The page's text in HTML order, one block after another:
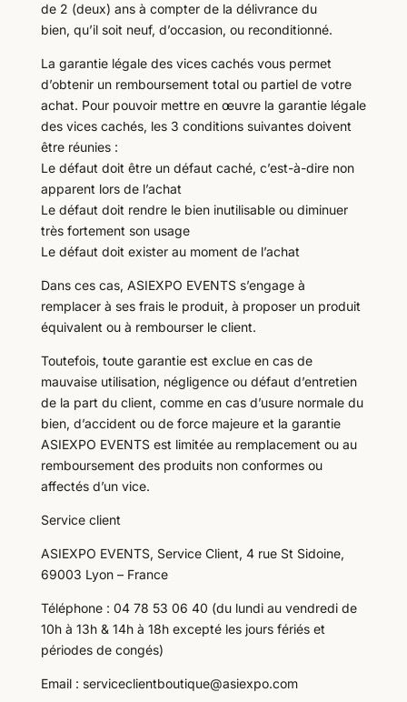
de 2 (deux) ans à compter de la délivrance du
bien, qu’il soit neuf, d’occasion, ou reconditionné.
La garantie légale des vices cachés vous permet
d’obtenir un remboursement total ou partiel de votre
achat. Pour pouvoir mettre en œuvre la garantie légale
des vices cachés, les 3 conditions suivantes doivent
être réunies :
Le défaut doit être un défaut caché, c’est-à-dire non
apparent lors de l’achat
Le défaut doit rendre le bien inutilisable ou diminuer
très fortement son usage
Le défaut doit exister au moment de l’achat
Dans ces cas, ASIEXPO EVENTS s’engage à
remplacer à ses frais le produit, à proposer un produit
équivalent ou à rembourser le client.
Toutefois, toute garantie est exclue en cas de
mauvaise utilisation, négligence ou défaut d’entretien
de la part du client, comme en cas d’usure normale du
bien, d’accident ou de force majeure et la garantie
ASIEXPO EVENTS est limitée au remplacement ou au
remboursement des produits non conformes ou
affectés d’un vice.
Service client
ASIEXPO EVENTS, Service Client, 4 rue St Sidoine,
69003 Lyon – France
Téléphone : 04 78 53 06 40 (du lundi au vendredi de
10h à 13h & 14h à 18h excepté les jours fériés et
périodes de congés)
Email : serviceclientboutique@asiexpo.com